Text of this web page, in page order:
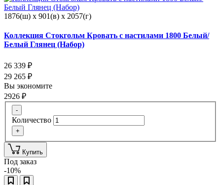
1876(ш) x 901(в) x 2057(г)
Коллекция Стокгольм Кровать с настилами 1800 Белый/
Белый Глянец (Набор)
26 339 ₽
29 265 ₽
Вы экономите
2926 ₽
-
Количество
+
Купить
Под заказ
-10%